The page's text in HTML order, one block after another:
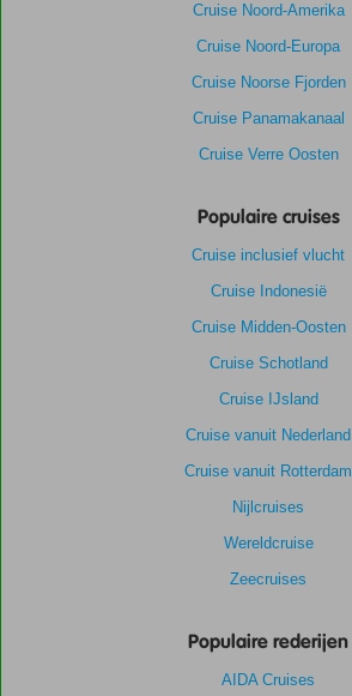
Cruise Noord-Amerika
Cruise Noord-Europa
Cruise Noorse Fjorden
Cruise Panamakanaal
Cruise Verre Oosten
Populaire cruises
Cruise inclusief vlucht
Cruise Indonesië
Cruise Midden-Oosten
Cruise Schotland
Cruise IJsland
Cruise vanuit Nederland
Cruise vanuit Rotterdam
Nijlcruises
Wereldcruise
Zeecruises
Populaire rederijen
AIDA Cruises